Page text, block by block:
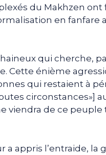
du Makhzen
en fanfare
qui cherche,
Cette énième
qui restaient à
circonstances»]
viendra de ce peuple
a appris l’entraide, la